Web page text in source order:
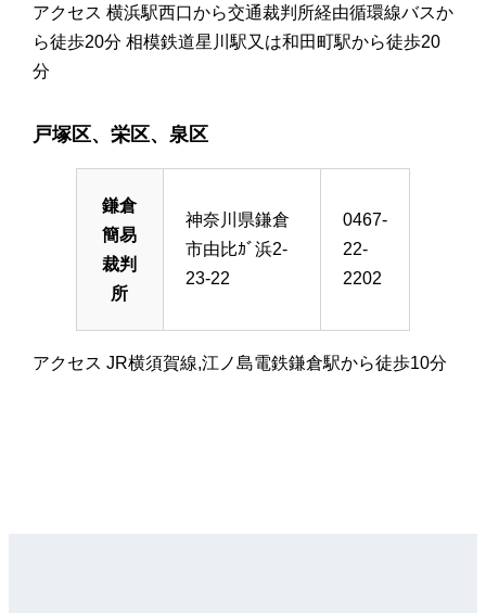
アクセス 横浜駅西口から交通裁判所経由循環線バスか
ら徒歩20分 相模鉄道星川駅又は和田町駅から徒歩20
分
戸塚区、栄区、泉区
鎌倉
簡易
裁判
所
神奈川県鎌倉
市由比ｶﾞ浜2-
23-22
0467-
22-
2202
アクセス JR横須賀線,江ノ島電鉄鎌倉駅から徒歩10分